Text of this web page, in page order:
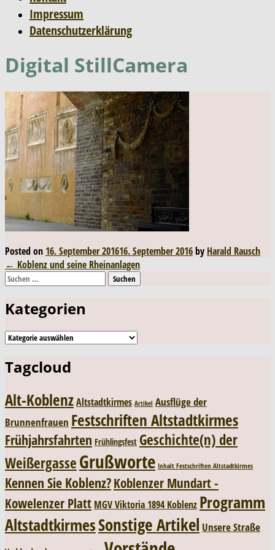
Impressum
Datenschutzerklärung
Digital StillCamera
Posted on 16. September 201616. September 2016by Harald Rausch
Post
navigation
← Koblenz und seine Rheinanlagen
Suchen
nach:
Kategorien
Kategorien
Tagcloud
Alt-KoblenzAltstadtkirmes Artikel Ausflüge der
Brunnenfrauen Festschriften Altstadtkirmes
Frühjahrsfahrten Frühlingsfest Geschichte(n) der
WeißergasseGrußworte Inhalt Festschriften Altstadtkirmes
Kennen Sie Koblenz?Koblenzer Mundart -
Kowelenzer Platt MGV Viktoria 1894 Koblenz Programm
AltstadtkirmesSonstige Artikel Unsere Straße